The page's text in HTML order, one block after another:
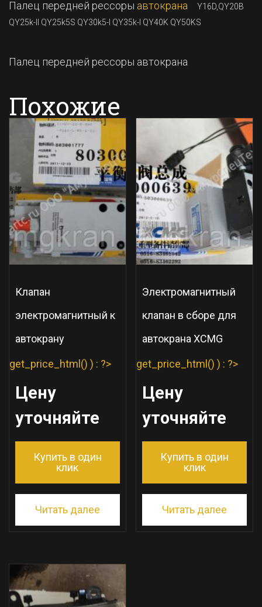
Палец передней рессоры автокрана
Y16D,QY20B
QY25k-II QY25k5S QY30k5-I QY35k-I QY40K QY50KS
Палец передней рессоры автокрана
Похожие
Клапан
электромагнитный к
автокрану
get_price_html() ) : ?>
Цену
уточняйте
Купить в один
клик
Читать далее
Электромагнитный
клапан в сборе для
автокрана XCMG
get_price_html() ) : ?>
Цену
уточняйте
Купить в один
клик
Читать далее